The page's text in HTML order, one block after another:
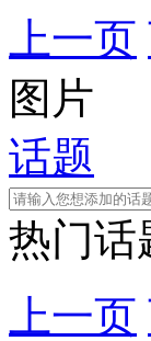
上一页
图片
话题
热门话
上一页